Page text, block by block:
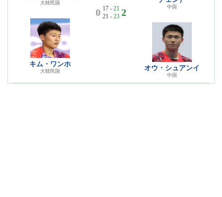
大韓民国
キム・ワンホ
大韓民国
0 17 - 21
21 - 23 2
中国
オウ・シュアンイ
中国